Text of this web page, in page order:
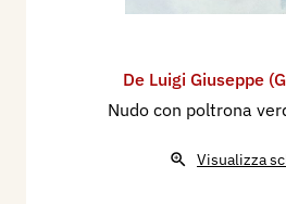
De Luigi Giuseppe
Nudo con poltrona
Visualizza